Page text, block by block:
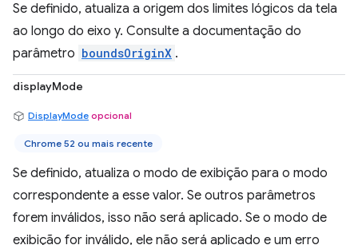
Se definido, atualiza a origem dos limites lógicos da tela
ao longo do eixo y. Consulte a documentação do
parâmetro boundsOriginX .
displayMode
DisplayMode opcional
Chrome 52 ou mais recente
Se definido, atualiza o modo de exibição para o modo
correspondente a esse valor. Se outros parâmetros
forem inválidos, isso não será aplicado. Se o modo de
exibição for inválido, ele não será aplicado e um erro